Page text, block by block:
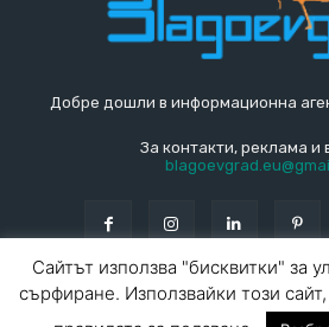
Добре дошли в информационна
За контакти, реклама и
© Blagoevgrad.EU 2010 - 2026 Общи
Сайтът използва "бисквитки" за
сърфиране. Използвайки този